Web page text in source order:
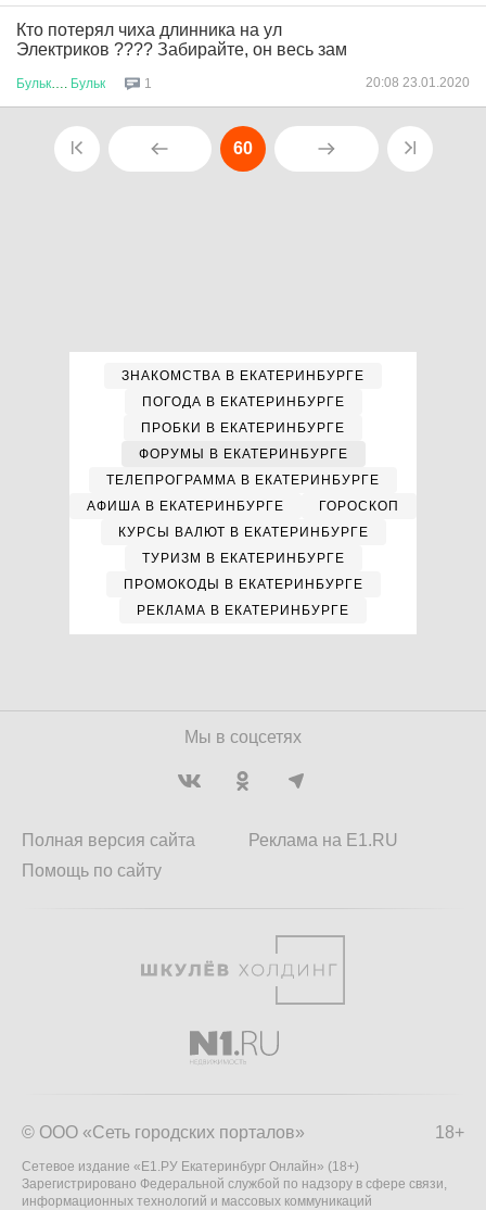
Кто потерял чиха длинника на ул
Электриков ???? Забирайте, он весь зам
Бульк Бульк 1 20:08 23.01.2020
60
ЗНАКОМСТВА В ЕКАТЕРИНБУРГЕ
ПОГОДА В ЕКАТЕРИНБУРГЕ
ПРОБКИ В ЕКАТЕРИНБУРГЕ
ФОРУМЫ В ЕКАТЕРИНБУРГЕ
ТЕЛЕПРОГРАММА В ЕКАТЕРИНБУРГЕ
АФИША В ЕКАТЕРИНБУРГЕ
ГОРОСКОП
КУРСЫ ВАЛЮТ В ЕКАТЕРИНБУРГЕ
ТУРИЗМ В ЕКАТЕРИНБУРГЕ
ПРОМОКОДЫ В ЕКАТЕРИНБУРГЕ
РЕКЛАМА В ЕКАТЕРИНБУРГЕ
Мы в соцсетях
Полная версия сайта
Помощь по сайту
Реклама на E1.RU
18+
© ООО «Сеть городских порталов»
Сетевое издание «Е1.РУ Екатеринбург Онлайн» (18+)
Зарегистрировано Федеральной службой по надзору в сфере связи,
информационных технологий и массовых коммуникаций